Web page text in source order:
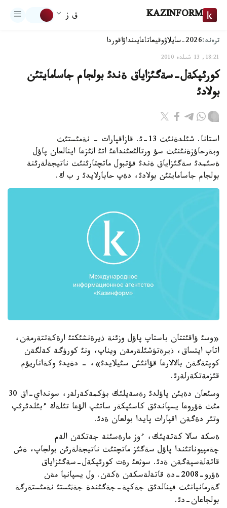
KAZINFORM ق ز
ترەند:2026-سايلاۋ وقيعاتاعايىنداۋاقوردا
18:21, 13 شىلدە 2010
كورئپكةل-سةگئزاياق ةندئ بولجام جاسامايتئن
بولادئ
استانا. شئلدةنئث 13-ئ. قازاقپارات - نةمئستئث
وبةرحاؤزةنئنئث سؤ ورتالئعئنداعئ اتئ اثئزعا اينالعان پاؤل
ةسئمدئ سةگئزاياق ةندئ فؤتبول ماتچتارئنئث ناتيجةلةرئنة
بولجام جاسامايتئن بولادئ، دةپ حابارلايدئ ر ب ك.
«وسئ ؤاقئتتان باستاپ پاؤل وزئنة ذيرةنشئكتئ ارةكةتتةرمةن،
اتاپ ايتساق، ذيرةتؤشئلةرمةن ويناپ، ونئ كورؤگة كةلگةن
كوپتةگةن بالالارعا قؤانئش سئيلايدئ»، - دةيدئ وكةاناريؤم
قئزمةتكةرلةرئ.
وسئعان دةيئن پاؤلدئ رةسةيلئك بؤكمةكةرلةر، سونداي-اق 30
مئث ةؤروعا يسپاندئق كاسئپكةر ساتئپ الؤعا تئلةك ءبئلدئرئپ
وتئر دةگةن اقپارات پايدا بولعان ةدئ.
ةسكة سالا كةتةيئك، ءوز مارةسئنة جةتكةن الةم
چةمپيوناتئندا پاؤل سةگئز ماتچتئث ناتيجةلةرئن بولجاپ، ةش
قاتةلةسپةگةن ةدئ. سوثعئ رةت كورئپكةل-سةگئزاياق
ةؤرو-2008-دة قاتةلةسكةن ةكةن. ول يسپانيا مةن
گةرمانيانئث فينالدئق جةكپة-جةگئندة جةثئستئ نةمئستةرگة
بولجاعان-دئ.